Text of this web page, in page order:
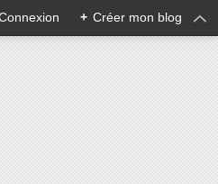
+ Créer mon blog